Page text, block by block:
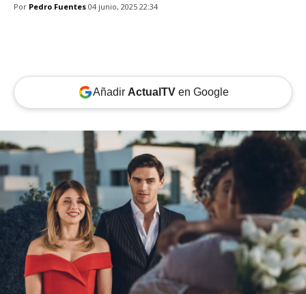
Por Pedro Fuentes 04 junio, 2025 22:34
Añadir ActualTVen Google